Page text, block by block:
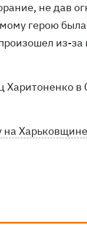
не дав
герою
из-за
Харитоненко в
на Харьковщине